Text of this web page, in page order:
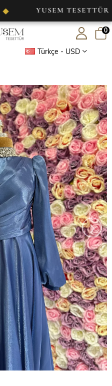
YUSEM TESETTÜR ◆
Türkçe - USD
0
›